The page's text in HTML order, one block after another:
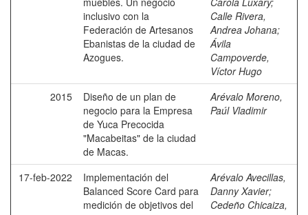
inclusivo con la
Federación de Artesanos
Ebanistas de la ciudad de
Azogues.
Calle Rivera,
Andrea Johana;
Ávila
Campoverde,
Víctor Hugo
2015
Diseño de un plan de
negocio para la Empresa
de Yuca Precocida
"Macabeitas" de la ciudad
de Macas.
Arévalo Moreno,
Paúl Vladimir
17-feb-2022
Implementación del
Balanced Score Card para
medición de objetivos del
Arévalo Avecillas,
Danny Xavier;
Cedeño Chicaiza,